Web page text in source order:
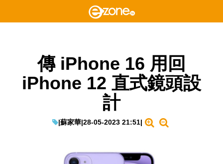
傳 iPhone 16 用回
iPhone 12 直式鏡頭設
計
|蘇家華|28-05-2023 21:51|